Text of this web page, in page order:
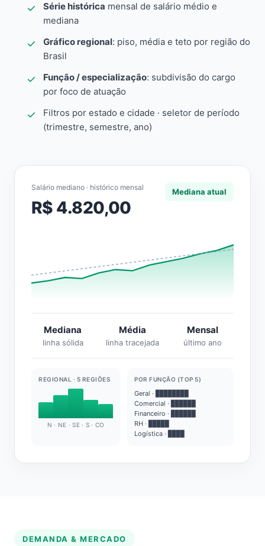
Série histórica mensal de salário médio e
mediana
Gráfico regional: piso, média e teto por região do
Brasil
Função / especialização: subdivisão do cargo
por foco de atuação
Filtros por estado e cidade · seletor de período
(trimestre, semestre, ano)
Salário mediano · histórico mensal
R$ 4.820,00
Mediana atual
Mediana
linha sólida
Média
linha tracejada
Mensal
último ano
REGIONAL · 5 REGIÕES
N · NE · SE · S · CO
POR FUNÇÃO (TOP 5)
Geral · ████████
Comercial · ██████
Financeiro · ██████
RH · █████
Logística · ████
DEMANDA & MERCADO